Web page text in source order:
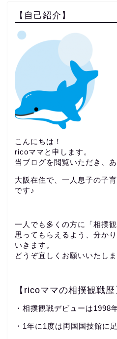
【自己紹介】
こんにちは！
ricoママと申します。
当ブログを閲覧いただき、
大阪在住で、一人息子の子
です♪
一人でも多くの方に「相撲
思ってもらえるよう、分か
いきます。
どうぞ宜しくお願いいたし
【ricoママの相撲観戦歴
・相撲観戦デビューは1998
・1年に1度は両国国技館に